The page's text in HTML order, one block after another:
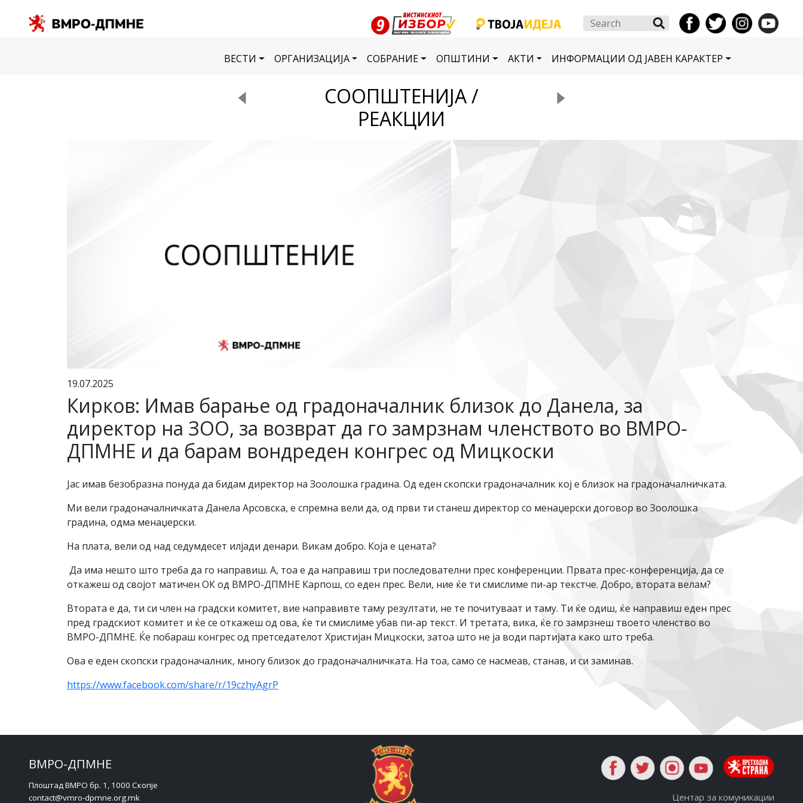
Search
ВЕСТИ ОРГАНИЗАЦИЈА СОБРАНИЕ ОПШТИНИ АКТИ ИНФОРМАЦИИ ОД ЈАВЕН КАРАКТЕР
СООПШТЕНИЈА /
РЕАКЦИИ
19.07.2025
Кирков: Имав барање од градоначалник близок до Данела, за
директор на ЗОО, за возврат да го замрзнам членството во ВМРО-
ДПМНЕ и да барам вондреден конгрес од Мицкоски
Јас имав безобразна понуда да бидам директор на Зоолошка градина. Од еден скопски градоначалник кој е близок на градоначалничката.
Ми вели градоначалничката Данела Арсовска, е спремна вели да, од први ти станеш директор со менаџерски договор во Зоолошка
градина, одма менаџерски.
На плата, вели од над седумдесет илјади денари. Викам добро. Која е цената?
Да има нешто што треба да го направиш. А, тоа е да направиш три последователни прес конференции. Првата прес-конференција, да се
откажеш од својот матичен ОК од ВМРО-ДПМНЕ Карпош, со еден прес. Вели, ние ќе ти смислиме пи-ар текстче. Добро, втората велам?
Втората е да, ти си член на градски комитет, вие направивте таму резултати, не те почитуваат и таму. Ти ќе одиш, ќе направиш еден прес
пред градскиот комитет и ќе се откажеш од ова, ќе ти смислиме убав пи-ар текст. И третата, вика, ќе го замрзнеш твоето членство во
ВМРО-ДПМНЕ. Ќе побараш конгрес од претседателот Христијан Мицкоски, затоа што не ја води партијата како што треба.
Ова е еден скопски градоначалник, многу близок до градоначалничката. На тоа, само се насмеав, станав, и си заминав.
https://www.facebook.com/share/r/19czhyAgrP
ВМРО-ДПМНЕ
Плоштад ВМРО бр. 1, 1000 Скопје
contact@vmro-dpmne.org.mk
Центар за комуникации